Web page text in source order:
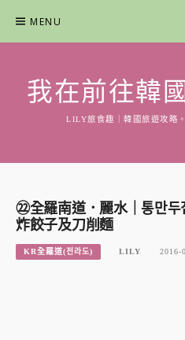
content
MENU
我在前往韓
LILY旅食趣｜韓國旅遊攻略
㉒全羅南道．麗水｜통만
炸餃子及刀削麵
KR全羅道(전라도) LILY 2016-